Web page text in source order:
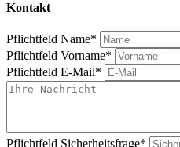
Kontakt
Pflichtfeld Name*
Pflichtfeld Vorname*
Pflichtfeld E-Mail*
Pflichtfeld Sicherheitsfrage*